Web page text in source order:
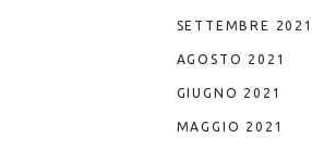
SETTEMBRE 2021
AGOSTO 2021
GIUGNO 2021
MAGGIO 2021